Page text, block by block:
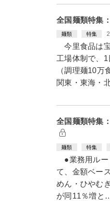
全国麺類特集
麺類 特集
今里食品は
工場体制で、
（調理麺10万
関東・東海・
全国麺類特集
麺類 特集
●業務用ルー
て、金額ベー
めん・ひやむ
が同11％増と